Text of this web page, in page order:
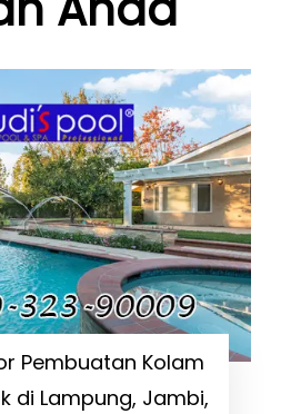
Pembuatan Kolam
di Lampung, Jambi,